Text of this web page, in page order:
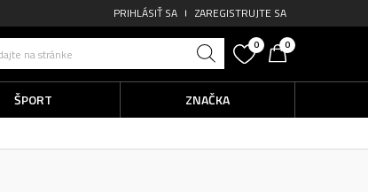
PRIHLÁSIŤ SA ZAREGISTRUJTE SA
na stránke
0 0
ŠPORT
ZNAČKA